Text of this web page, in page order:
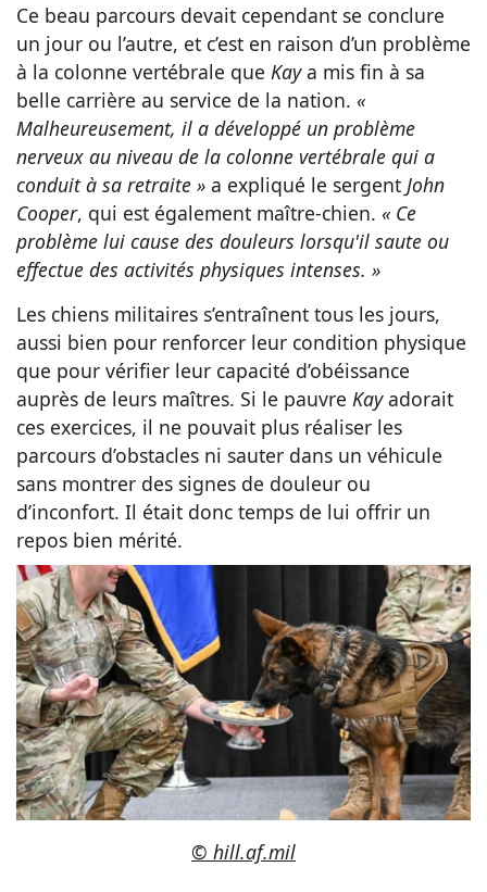
Ce beau parcours devait cependant se conclure
un jour ou l’autre, et c’est en raison d’un problème
à la colonne vertébrale que Kaya mis fin à sa
belle carrière au service de la nation. «
Malheureusement, il a développé un problème
nerveux au niveau de la colonne vertébrale qui a
conduit à sa retraite » a expliqué le sergent John
Cooper, qui est également maître-chien. « Ce
problème lui cause des douleurs lorsqu'il saute ou
effectue des activités physiques intenses. »
Les chiens militaires s’entraînent tous les jours,
aussi bien pour renforcer leur condition physique
que pour vérifier leur capacité d’obéissance
auprès de leurs maîtres. Si le pauvre Kayadorait
ces exercices, il ne pouvait plus réaliser les
parcours d’obstacles ni sauter dans un véhicule
sans montrer des signes de douleur ou
d’inconfort. Il était donc temps de lui offrir un
repos bien mérité.
© hill.af.mil